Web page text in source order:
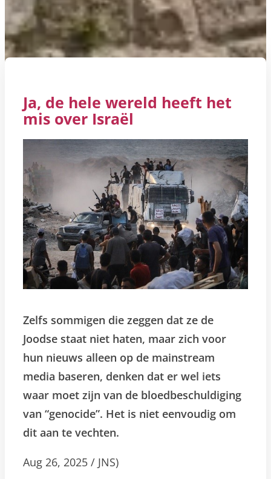
Ja, de hele wereld heeft het
mis over Israël
Zelfs sommigen die zeggen dat ze de
Joodse staat niet haten, maar zich voor
hun nieuws alleen op de mainstream
media baseren, denken dat er wel iets
waar moet zijn van de bloedbeschuldiging
van “genocide”. Het is niet eenvoudig om
dit aan te vechten.
Aug 26, 2025 / JNS)